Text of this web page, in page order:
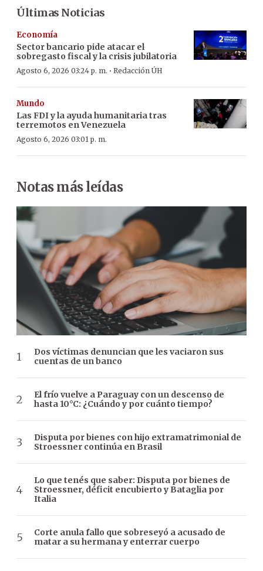
Últimas Noticias
Economía
Sector bancario pide atacar el
sobregasto fiscal y la crisis jubilatoria
Agosto 6, 2026 03:24 p. m. · Redacción ÚH
Mundo
Las FDI y la ayuda humanitaria tras
terremotos en Venezuela
Agosto 6, 2026 03:01 p. m.
Notas más leídas
Dos víctimas denuncian que les vaciaron sus
cuentas de un banco
El frío vuelve a Paraguay con un descenso de
hasta 10°C: ¿Cuándo y por cuánto tiempo?
Disputa por bienes con hijo extramatrimonial de
Stroessner continúa en Brasil
Lo que tenés que saber: Disputa por bienes de
Stroessner, déficit encubierto y Bataglia por
Italia
Corte anula fallo que sobreseyó a acusado de
matar a su hermana y enterrar cuerpo